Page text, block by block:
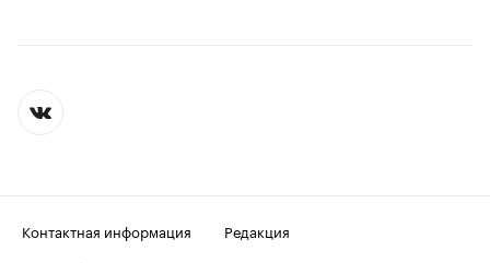
Контактная информация
Редакция